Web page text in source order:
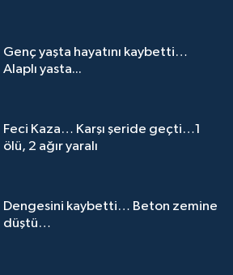
Genç yaşta hayatını kaybetti…
Alaplı yasta...
Feci Kaza… Karşı şeride geçti…1
ölü, 2 ağır yaralı
Dengesini kaybetti… Beton zemine
düştü…